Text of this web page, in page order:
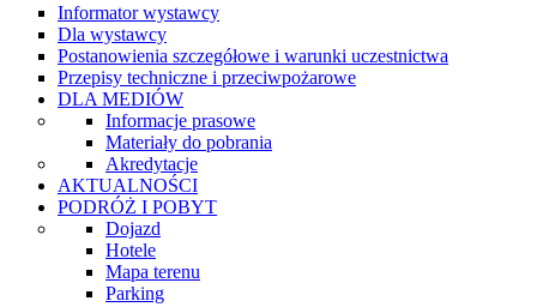
Informator wystawcy
Dla wystawcy
Postanowienia szczegółowe i warunki uczestnictwa
Przepisy techniczne i przeciwpożarowe
DLA MEDIÓW
Informacje prasowe
Materiały do pobrania
Akredytacje
AKTUALNOŚCI
PODRÓŻ I POBYT
Dojazd
Hotele
Mapa terenu
Parking